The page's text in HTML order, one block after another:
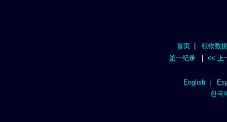
首页
植物数
第一纪录| << 上
English|
한국